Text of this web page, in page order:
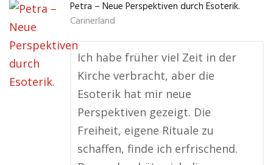
Petra – Neue Perspektiven durch Esoterik.
Carinerland
Ich habe früher viel Zeit in der
Kirche verbracht, aber die
Esoterik hat mir neue
Perspektiven gezeigt. Die
Freiheit, eigene Rituale zu
schaffen, finde ich erfrischend.